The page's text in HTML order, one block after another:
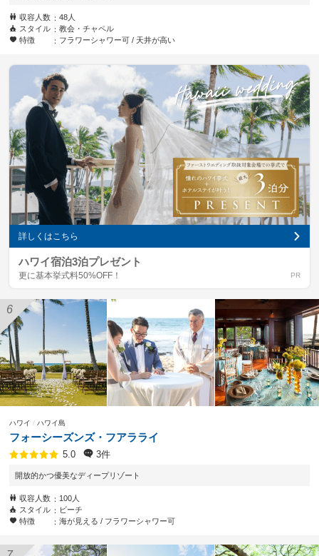
収容人数
48人
スタイル
教会・チャペル
特徴
フラワーシャワー可 天井が高い
ハワイ宿泊3泊プレゼント
更に基本挙式料50%OFF！
ハワイ ハワイ島
フォーシーズンズ・フアラライ
5.0 3件
開放的かつ優美なディープリゾート
収容人数
100人
スタイル
ビーチ
特徴
海が見える フラワーシャワー可